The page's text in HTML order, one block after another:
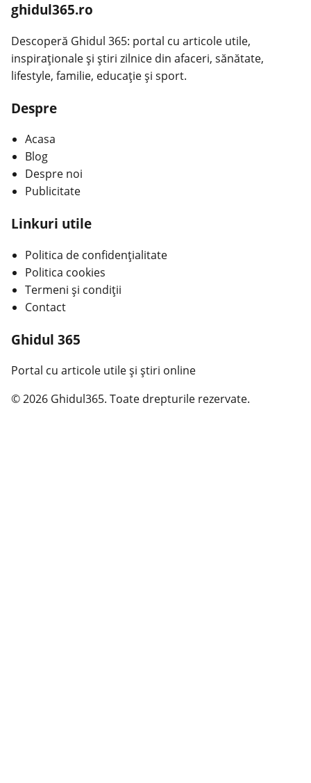
ghidul365.ro
Descoperă Ghidul 365: portal cu articole utile,
inspiraționale și știri zilnice din afaceri, sănătate,
lifestyle, familie, educație și sport.
Despre
Acasa
Blog
Despre noi
Publicitate
Linkuri utile
Politica de confidențialitate
Politica cookies
Termeni și condiții
Contact
Ghidul 365
Portal cu articole utile și știri online
© 2026 Ghidul365. Toate drepturile rezervate.